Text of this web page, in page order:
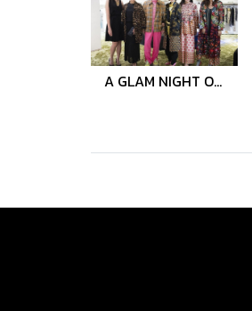
A GLAM NIGHT OUT WITH CLUB 21 SQUADS